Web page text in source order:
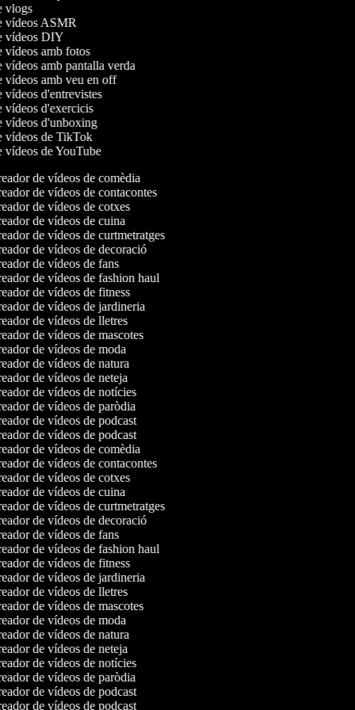
vlogs
vídeos ASMR
vídeos DIY
vídeos amb fotos
vídeos amb pantalla verda
vídeos amb veu en off
vídeos d'entrevistes
vídeos d'exercicis
vídeos d'unboxing
vídeos de TikTok
vídeos de YouTube
de vídeos de comèdia
de vídeos de contacontes
de vídeos de cotxes
de vídeos de cuina
de vídeos de curtmetratges
de vídeos de decoració
de vídeos de fans
de vídeos de fashion haul
de vídeos de fitness
de vídeos de jardineria
de vídeos de lletres
de vídeos de mascotes
de vídeos de moda
de vídeos de natura
de vídeos de neteja
de vídeos de notícies
de vídeos de paròdia
de vídeos de podcast
de vídeos de podcast
de vídeos de comèdia
de vídeos de contacontes
de vídeos de cotxes
de vídeos de cuina
de vídeos de curtmetratges
de vídeos de decoració
de vídeos de fans
de vídeos de fashion haul
de vídeos de fitness
de vídeos de jardineria
de vídeos de lletres
de vídeos de mascotes
de vídeos de moda
de vídeos de natura
de vídeos de neteja
de vídeos de notícies
de vídeos de paròdia
de vídeos de podcast
de vídeos de podcast